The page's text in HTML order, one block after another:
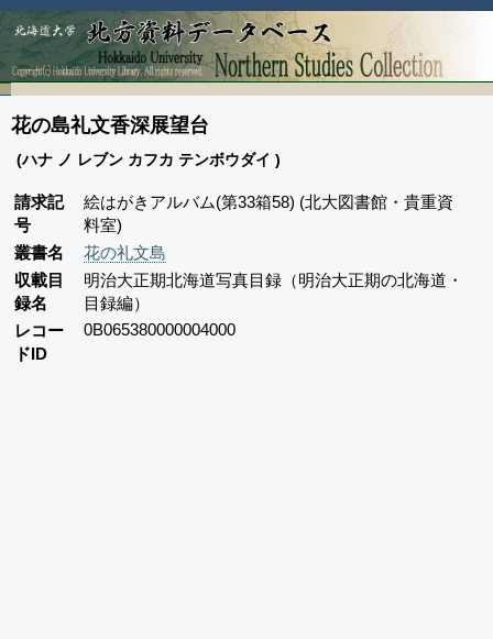
花の島礼文香深展望台
(ハナ ノ レブン カフカ テンボウダイ )
請求記
号
絵はがきアルバム(第33箱58) (北大図書館・貴重資
料室)
叢書名
花の礼文島
収載目
録名
明治大正期北海道写真目録（明治大正期の北海道・
目録編）
レコー
ドID
0B065380000004000